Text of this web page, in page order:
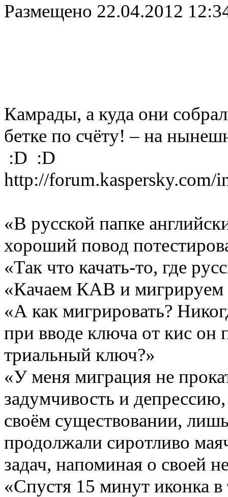
Размещено 22.04.2012
Камрады, а куда они
бетке по счёту! – на
:D :D
http://forum.kaspersky.com/
«В русской папке
хороший повод
«Так что качать-то, где
«Качаем КАВ и мигрируем
«А как мигрировать?
при вводе ключа от кис он
триальный ключ?»
«У меня миграция не
задумчивость и
своём существовании,
продолжали сиротливо
задач, напоминая о своей
«Спустя 15 минут иконка в